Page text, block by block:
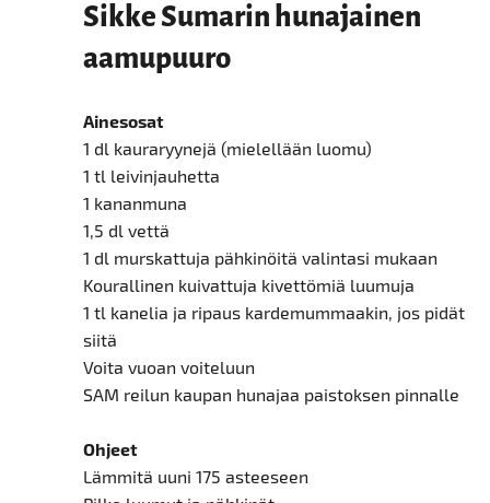
Sikke Sumarin hunajainen
aamupuuro
Ainesosat
1 dl kauraryynejä (mielellään luomu)
1 tl leivinjauhetta
1 kananmuna
1,5 dl vettä
1 dl murskattuja pähkinöitä valintasi mukaan
Kourallinen kuivattuja kivettömiä luumuja
1 tl kanelia ja ripaus kardemummaakin, jos pidät
siitä
Voita vuoan voiteluun
SAM reilun kaupan hunajaa paistoksen pinnalle
Ohjeet
Lämmitä uuni 175 asteeseen